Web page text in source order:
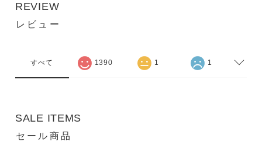
REVIEW
レビュー
すべて 1390 1 1
SALE ITEMS
セール商品